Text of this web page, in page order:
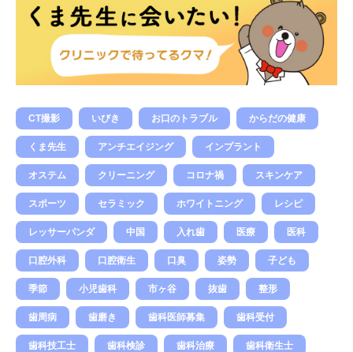
CT撮影 いびき お口のトラブル からだの健康
くま先生 アンチエイジング インプラント
オステム クリーニング コロナ禍 スキンケア
スポーツ セラミック ホワイトニング レシピ
レッサーパンダ 中国 入れ歯 医療 医科
口腔外科 口腔衛生 口臭 姿勢 子ども
季節 小児歯科 市ヶ谷 抜歯 整形
歯周病 歯磨き 歯科医師募集 歯科受付
歯科技工士 歯科検診 歯科治療 歯科衛生士